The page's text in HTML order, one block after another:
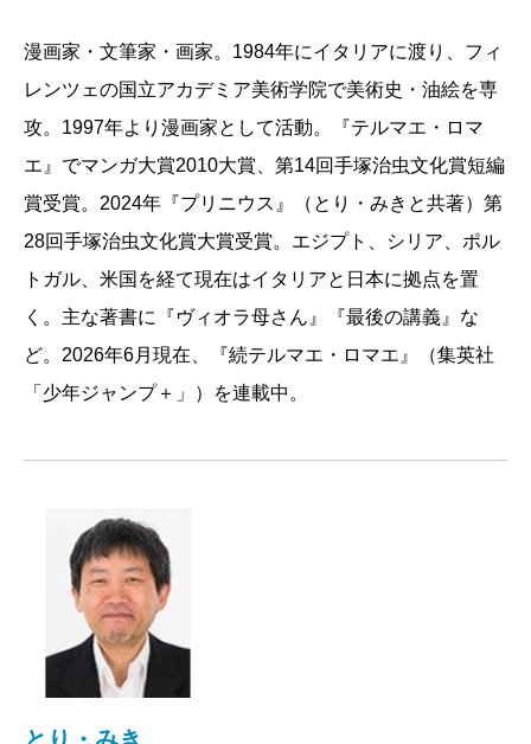
漫画家・文筆家・画家。1984年にイタリアに渡り、フィ
レンツェの国立アカデミア美術学院で美術史・油絵を専
攻。1997年より漫画家として活動。『テルマエ・ロマ
エ』でマンガ大賞2010大賞、第14回手塚治虫文化賞短編
賞受賞。2024年『プリニウス』（とり・みきと共著）第
28回手塚治虫文化賞大賞受賞。エジプト、シリア、ポル
トガル、米国を経て現在はイタリアと日本に拠点を置
く。主な著書に『ヴィオラ母さん』『最後の講義』な
ど。2026年6月現在、『続テルマエ・ロマエ』（集英社
「少年ジャンプ＋」）を連載中。